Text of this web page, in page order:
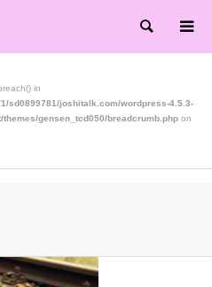
検索
in
sd0899781/joshitalk.com/wordpress-4.5.3-
gensen_tcd050/breadcrumb.php on